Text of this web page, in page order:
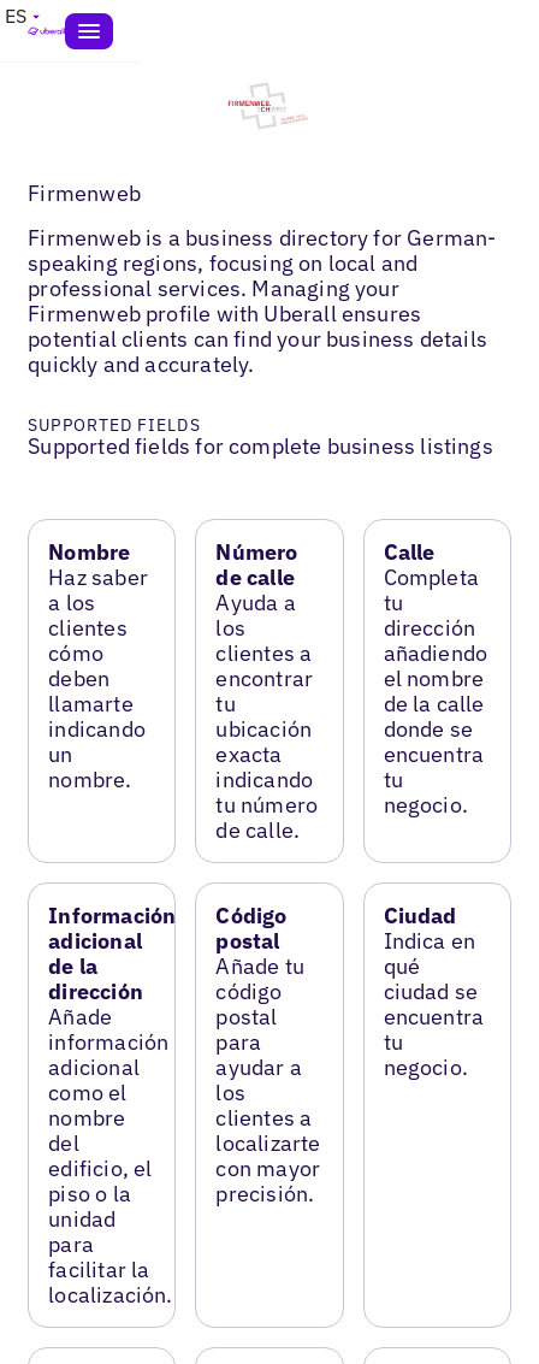
ES
Firmenweb
Firmenweb is a business directory for German-
speaking regions, focusing on local and
professional services. Managing your
Firmenweb profile with Uberall ensures
potential clients can find your business details
quickly and accurately.
SUPPORTED FIELDS
Supported fields for complete business listings
Nombre
Haz saber
a los
clientes
cómo
deben
llamarte
indicando
un
nombre.
Número
de calle
Ayuda a
los
clientes a
encontrar
tu
ubicación
exacta
indicando
tu número
de calle.
Calle
Completa
tu
dirección
añadiendo
el nombre
de la calle
donde se
encuentra
tu
negocio.
Información
adicional
de la
dirección
Añade
información
adicional
como el
nombre
del
edificio, el
piso o la
unidad
para
facilitar la
localización.
Código
postal
Añade tu
código
postal
para
ayudar a
los
clientes a
localizarte
con mayor
precisión.
Ciudad
Indica en
qué
ciudad se
encuentra
tu
negocio.